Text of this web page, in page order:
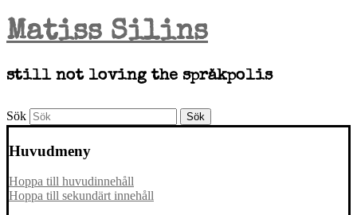
Matiss Silins
still not loving the språkpolis
Sök
Huvudmeny
Hoppa till huvudinnehåll
Hoppa till sekundärt innehåll